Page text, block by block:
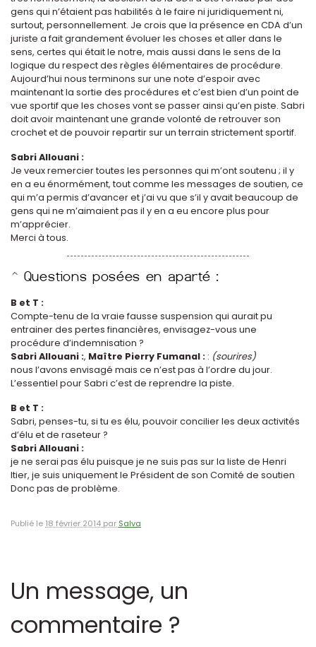
gens qui n’étaient pas habilités à le faire ni juridiquement ni,
surtout, personnellement. Je crois que la présence en CDA d’un
juriste a fait grandement évoluer les choses et aller dans le
sens, certes qui était le notre, mais aussi dans le sens de la
logique du respect des règles élémentaires de procédure.
Aujourd’hui nous terminons sur une note d’espoir avec
maintenant la sortie des procédures et c’est bien d’un point de
vue sportif que les choses vont se passer ainsi qu’en piste. Sabri
doit avoir maintenant une grande volonté de retrouver son
crochet et de pouvoir repartir sur un terrain strictement sportif.
Sabri Allouani :
Je veux remercier toutes les personnes qui m’ont soutenu ; il y
en a eu énormément, tout comme les messages de soutien, ce
qui m’a permis d’avancer et j’ai vu que s’il y avait beaucoup de
gens qui ne m’aimaient pas il y en a eu encore plus pour
m’apprécier.
Merci à tous.
B et T :
Compte-tenu de la vraie fausse suspension qui aurait pu
entrainer des pertes financières, envisagez-vous une
procédure d’indemnisation ?
Sabri Allouani :, Maître Pierry Fumanal : : (sourires)
nous l’avons envisagé mais ce n’est pas à l’ordre du jour.
L’essentiel pour Sabri c’est de reprendre la piste.
B et T :
Sabri, penses-tu, si tu es élu, pouvoir concilier les deux activités
d’élu et de raseteur ?
Sabri Allouani :
je ne serai pas élu puisque je ne suis pas sur la liste de Henri
Itier, je suis uniquement le Président de son Comité de soutien
Donc pas de problème.
Publié le 18 février 2014 par Salva
Un message, un
commentaire ?